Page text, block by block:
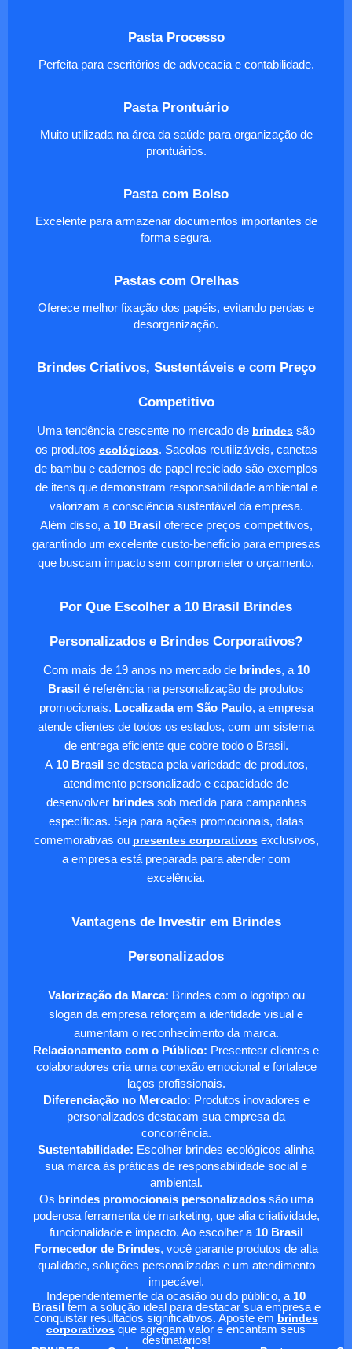
Pasta Processo
Perfeita para escritórios de advocacia e contabilidade.
Pasta Prontuário
Muito utilizada na área da saúde para organização de
prontuários.
Pasta com Bolso
Excelente para armazenar documentos importantes de
forma segura.
Pastas com Orelhas
Oferece melhor fixação dos papéis, evitando perdas e
desorganização.
Brindes Criativos, Sustentáveis e com Preço
Competitivo
Uma tendência crescente no mercado de brindes são
os produtos ecológicos. Sacolas reutilizáveis, canetas
de bambu e cadernos de papel reciclado são exemplos
de itens que demonstram responsabilidade ambiental e
valorizam a consciência sustentável da empresa.
Além disso, a 10 Brasiloferece preços competitivos,
garantindo um excelente custo-benefício para empresas
que buscam impacto sem comprometer o orçamento.
Por Que Escolher a 10 Brasil Brindes
Personalizados e Brindes Corporativos?
Com mais de 19 anos no mercado de brindes, a 10
Brasil é referência na personalização de produtos
promocionais. Localizada em São Paulo, a empresa
atende clientes de todos os estados, com um sistema
de entrega eficiente que cobre todo o Brasil.
A10 Brasilse destaca pela variedade de produtos,
atendimento personalizado e capacidade de
desenvolver brindessob medida para campanhas
específicas. Seja para ações promocionais, datas
comemorativas ou presentes corporativosexclusivos,
a empresa está preparada para atender com
excelência.
Vantagens de Investir em Brindes
Personalizados
Valorização da Marca: Brindes com o logotipo ou
slogan da empresa reforçam a identidade visual e
aumentam o reconhecimento da marca.
Relacionamento com o Público: Presentear clientes e
colaboradores cria uma conexão emocional e fortalece
laços profissionais.
Diferenciação no Mercado: Produtos inovadores e
personalizados destacam sua empresa da
concorrência.
Sustentabilidade: Escolher brindes ecológicos alinha
sua marca às práticas de responsabilidade social e
ambiental.
Os brindes promocionais personalizadossão uma
poderosa ferramenta de marketing, que alia criatividade,
funcionalidade e impacto. Ao escolher a 10 Brasil
Fornecedor de Brindes, você garante produtos de alta
qualidade, soluções personalizadas e um atendimento
impecável.
Independentemente da ocasião ou do público, a 10
Brasil tem a solução ideal para destacar sua empresa e
conquistar resultados significativos. Aposte em brindes
corporativos que agregam valor e encantam seus
destinatários!